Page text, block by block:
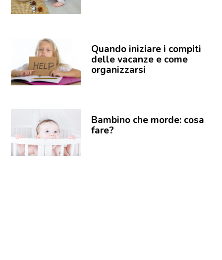
Quando iniziare i compiti
delle vacanze e come
organizzarsi
Bambino che morde: cosa
fare?